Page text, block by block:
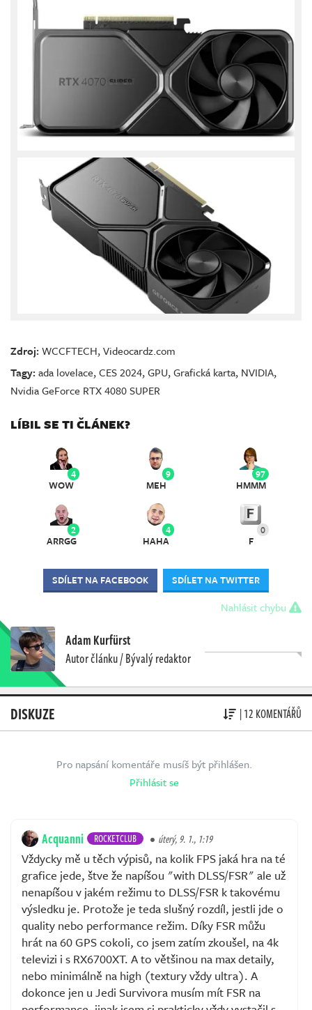
Zdroj:WCCFTECH,Videocardz.com
Tagy:ada lovelace,CES 2024,GPU,Grafická karta, NVIDIA,
Nvidia GeForce RTX 4080 SUPER
LÍBIL SE TI ČLÁNEK?
4
WOW
9
MEH
97
HMMM
2
ARRGG
4
HAHA
0
F
SDÍLET NA FACEBOOK SDÍLET NA TWITTER
Nahlásit chybu
Adam Kurfürst
Autor článku / Bývalý redaktor
DISKUZE | 12 KOMENTÁŘŮ
Pro napsání komentáře musíš být přihlášen.
Přihlásit se
Acquanni ROCKETCLUB úterý, 9. 1., 1:19
Vždycky mě u těch výpisů, na kolik FPS jaká hra na té
grafice jede, štve že napíšou "with DLSS/FSR" ale už
nenapíšou v jakém režimu to DLSS/FSR k takovému
výsledku je. Protože je teda slušný rozdíl, jestli jde o
quality nebo performance režim. Díky FSR můžu
hrát na 60 GPS cokoli, co jsem zatím zkoušel, na 4k
televizi i s RX6700XT. A to většinou na max detaily,
nebo minimálně na high (textury vždy ultra). A
dokonce jen u Jedi Survivora musím mít FSR na